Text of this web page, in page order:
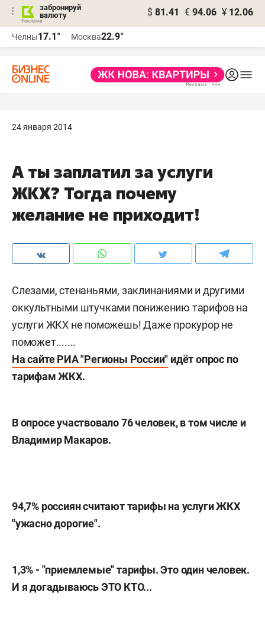
забронируй
валюту
$ 81.41 € 94.06 ¥ 12.06
Челны17.1° Москва22.9°
24 января 2014
А ты заплатил за услуги
ЖКХ? Тогда почему
желание не приходит!
Слезами, стенаньями, заклинаниями и другими
оккультными штучками понижению тарифов на
услуги ЖКХ не поможешь! Даже прокурор не
поможет.......
На сайте РИА "Регионы России" идёт опрос по
тарифам ЖКХ.
В опросе участвовало 76 человек, в том числе и
Владимир Макаров.
94,7% россиян считают тарифы на услуги ЖКХ
"ужасно дорогие".
1,3% - "приемлемые" тарифы. Это один человек.
И я догадываюсь ЭТО КТО...